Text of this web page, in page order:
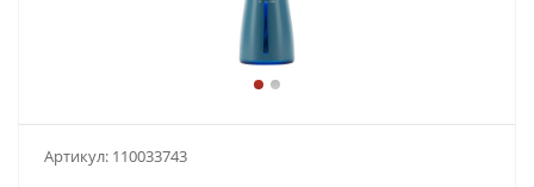
Артикул: 110033743